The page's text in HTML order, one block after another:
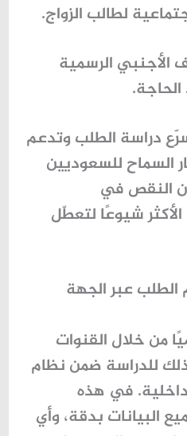
لطالب الزواج.
الأجنبي الرسمية
دراسة الطلب وتدعم
السماح للسعوديين
النقص في
شيوعًا لتعطّل
الطلب عبر الجهة
من خلال القنوات
للدراسة ضمن نظام
. في هذه
البيانات بدقة، وأي